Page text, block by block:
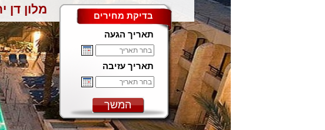
מלון דן
בדיקת מחירים
תאריך הגעה
תאריך עזיבה
המשך